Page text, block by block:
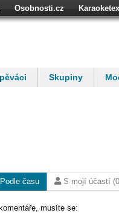
Osobnosti.cz
Skupiny
Podle času S mojí účastí
musíte se: